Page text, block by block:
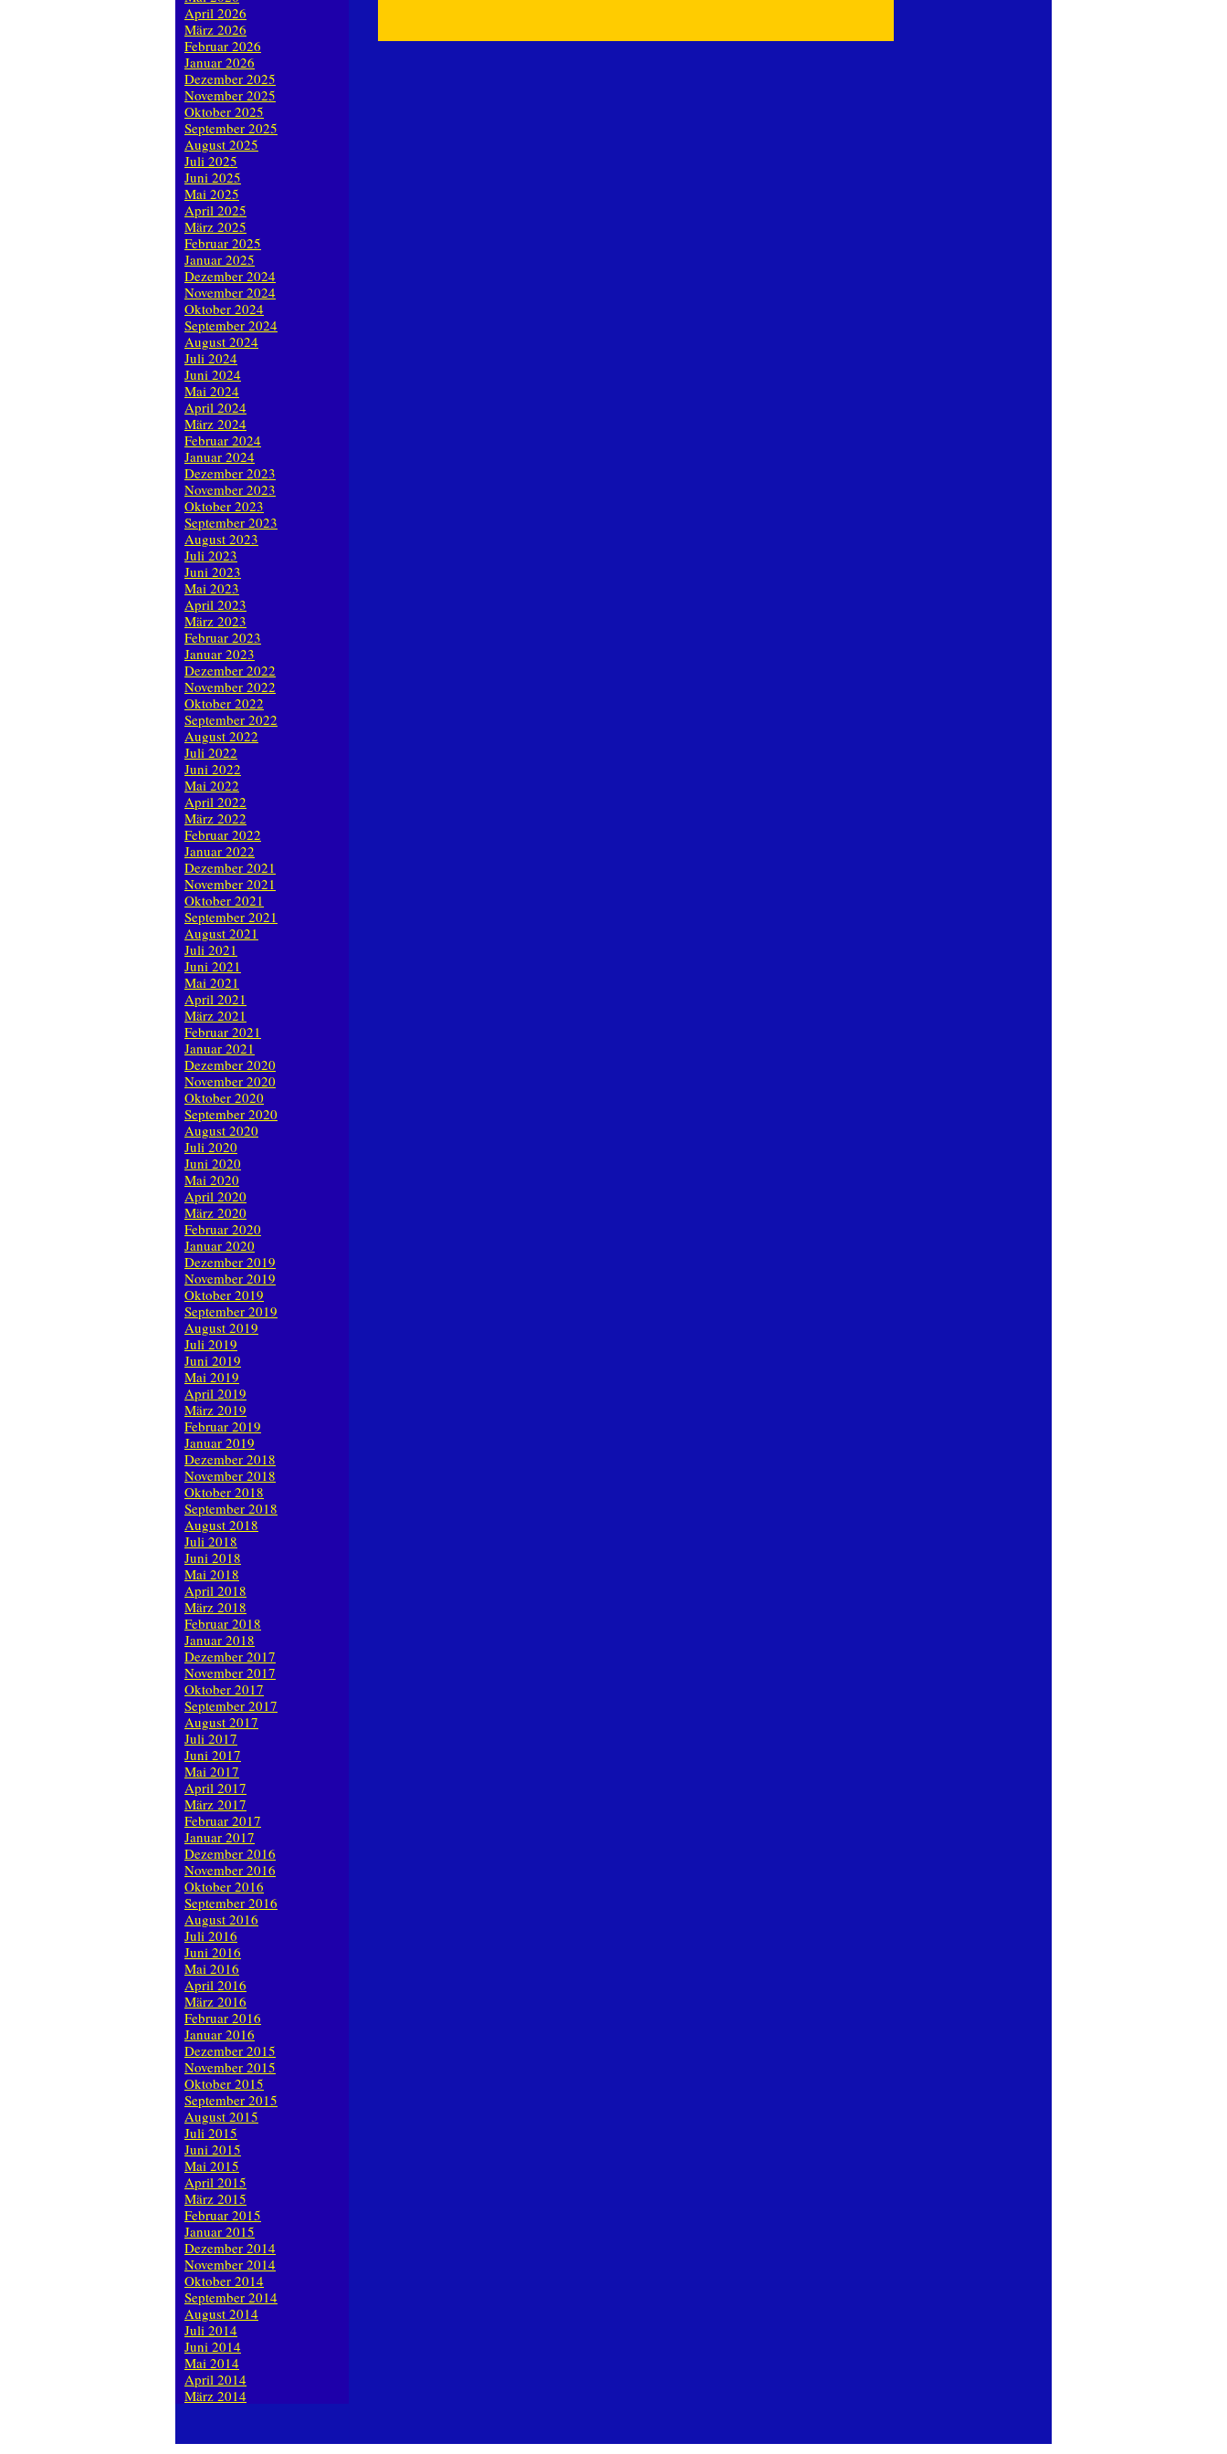
April 2026
März 2026
Februar 2026
Januar 2026
Dezember 2025
November 2025
Oktober 2025
September 2025
August 2025
Juli 2025
Juni 2025
Mai 2025
April 2025
März 2025
Februar 2025
Januar 2025
Dezember 2024
November 2024
Oktober 2024
September 2024
August 2024
Juli 2024
Juni 2024
Mai 2024
April 2024
März 2024
Februar 2024
Januar 2024
Dezember 2023
November 2023
Oktober 2023
September 2023
August 2023
Juli 2023
Juni 2023
Mai 2023
April 2023
März 2023
Februar 2023
Januar 2023
Dezember 2022
November 2022
Oktober 2022
September 2022
August 2022
Juli 2022
Juni 2022
Mai 2022
April 2022
März 2022
Februar 2022
Januar 2022
Dezember 2021
November 2021
Oktober 2021
September 2021
August 2021
Juli 2021
Juni 2021
Mai 2021
April 2021
März 2021
Februar 2021
Januar 2021
Dezember 2020
November 2020
Oktober 2020
September 2020
August 2020
Juli 2020
Juni 2020
Mai 2020
April 2020
März 2020
Februar 2020
Januar 2020
Dezember 2019
November 2019
Oktober 2019
September 2019
August 2019
Juli 2019
Juni 2019
Mai 2019
April 2019
März 2019
Februar 2019
Januar 2019
Dezember 2018
November 2018
Oktober 2018
September 2018
August 2018
Juli 2018
Juni 2018
Mai 2018
April 2018
März 2018
Februar 2018
Januar 2018
Dezember 2017
November 2017
Oktober 2017
September 2017
August 2017
Juli 2017
Juni 2017
Mai 2017
April 2017
März 2017
Februar 2017
Januar 2017
Dezember 2016
November 2016
Oktober 2016
September 2016
August 2016
Juli 2016
Juni 2016
Mai 2016
April 2016
März 2016
Februar 2016
Januar 2016
Dezember 2015
November 2015
Oktober 2015
September 2015
August 2015
Juli 2015
Juni 2015
Mai 2015
April 2015
März 2015
Februar 2015
Januar 2015
Dezember 2014
November 2014
Oktober 2014
September 2014
August 2014
Juli 2014
Juni 2014
Mai 2014
April 2014
März 2014